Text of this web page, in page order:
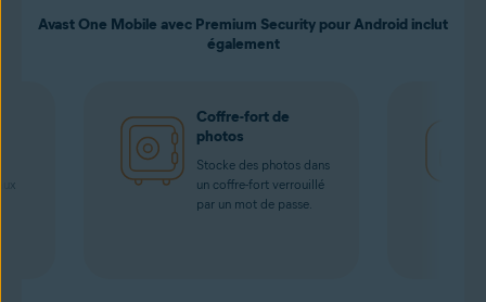
Avast One Mobile avec Premium Security pour Android inclut
également
Coffre-fort de
photos
Stocke des photos dans
un coffre-fort verrouillé
par un mot de passe.